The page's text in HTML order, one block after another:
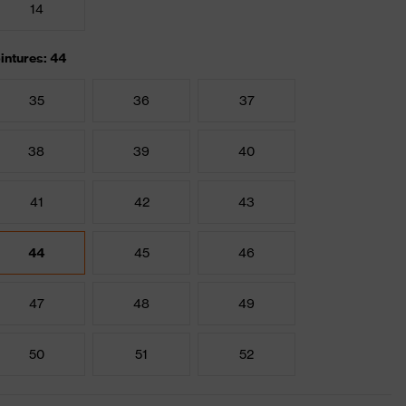
14
44
35 36 37
38 39 40
41 42 43
44 45 46
47 48 49
50 51 52